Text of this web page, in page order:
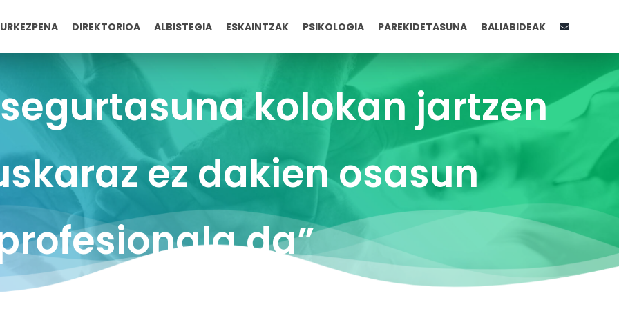
DIREKTORIOA ALBISTEGIA ESKAINTZAK PSIKOLOGIA PAREKIDETASUNA BALIABIDEAK
kolokan jartzen
ez dakien osasun
da”